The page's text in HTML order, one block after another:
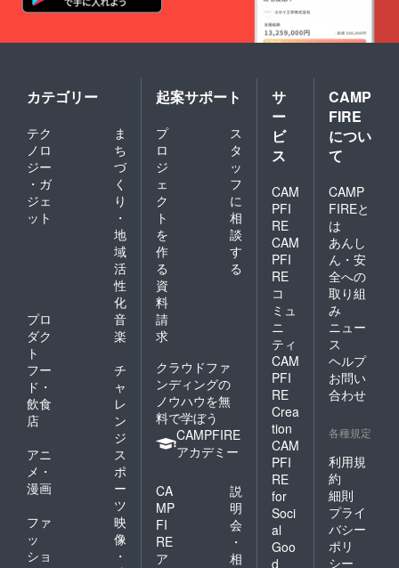
カテゴリー
テク
ノロ
ジー
・ガ
ジェ
ット
ま
ち
づ
く
り
・
地
域
活
性
化
プロ
ダク
ト
音
楽
フー
ド・
飲食
店
チ
ャ
レ
ン
ジ
アニ
メ・
漫画
ス
ポ
ー
ツ
ファ
ッ
ショ
映
像
・
起案サポート
プ
ロ
ジ
ェ
ク
ト
を
作
る
ス
タ
ッ
フ
に
相
談
す
る
資
料
請
求
クラウドファ
ンディングの
ノウハウを無
料で学ぼう
CAMPFIRE
アカデミー
CA
MP
FI
RE
ア
説
明
会
・
相
サ
ー
ビ
ス
CAM
PFI
RE
CAM
PFI
RE
コ
ミュ
ニ
ティ
CAM
PFI
RE
Crea
tion
CAM
PFI
RE
for
Soci
al
Goo
d
CAMP
FIRE
につい
て
CAMP
FIREと
は
あんし
ん・安
全への
取り組
み
ニュー
ス
ヘルプ
お問い
合わせ
各種規定
利用規
約
細則
プライ
バシー
ポリ
シー